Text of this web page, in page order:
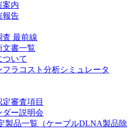
案内
報告
査 最前線
文書一覧
ついて
ラコスト分析シミュレータ
審査項目
ダー説明会
製品一覧（ケーブルDLNA製品除